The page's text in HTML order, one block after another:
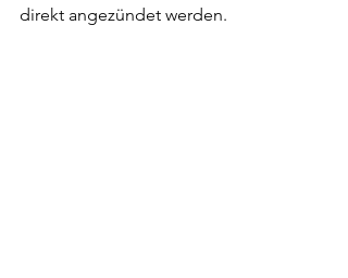
direkt angezündet werden.